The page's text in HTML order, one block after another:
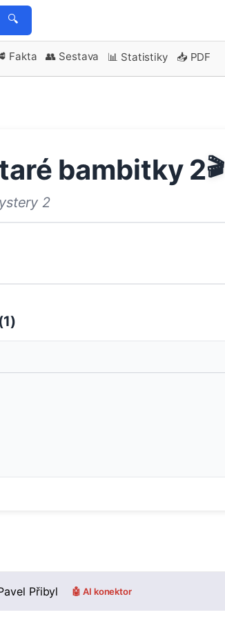
🔍
Fakta 👥 Sestava 📊 Statistiky 📥 PDF
bambitky 2🎬
2
1)
Přibyl 🤖 AI konektor